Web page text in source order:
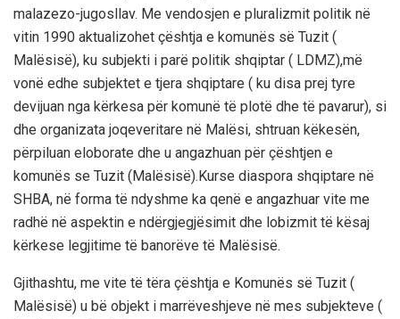
malazezo-jugosllav. Me vendosjen e pluralizmit politik në
vitin 1990 aktualizohet çështja e komunës së Tuzit (
Malësisë), ku subjekti i parë politik shqiptar ( LDMZ),më
vonë edhe subjektet e tjera shqiptare ( ku disa prej tyre
devijuan nga kërkesa për komunë të plotë dhe të pavarur), si
dhe organizata joqeveritare në Malësi, shtruan këkesën,
përpiluan eloborate dhe u angazhuan për çështjen e
komunës se Tuzit (Malësisë).Kurse diaspora shqiptare në
SHBA, në forma të ndyshme ka qenë e angazhuar vite me
radhë në aspektin e ndërgjegjësimit dhe lobizmit të kësaj
kërkese legjitime të banorëve të Malësisë.
Gjithashtu, me vite të tëra çështja e Komunës së Tuzit (
Malësisë) u bë objekt i marrëveshjeve në mes subjekteve (